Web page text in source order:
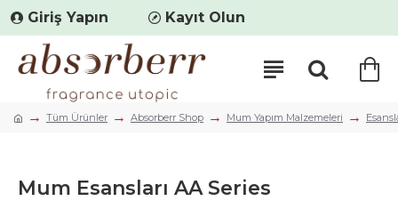
Giriş Yapın Kayıt Olun
Tüm Ürünler Absorberr Shop Mum Yapım Malzemeleri
Mum Esansları AA Series